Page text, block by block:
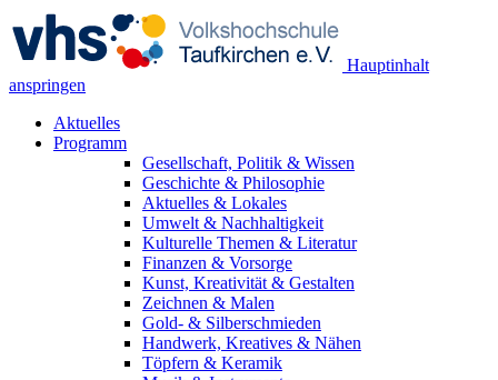
Hauptinhalt
anspringen
Aktuelles
Programm
Gesellschaft, Politik & Wissen
Geschichte & Philosophie
Aktuelles & Lokales
Umwelt & Nachhaltigkeit
Kulturelle Themen & Literatur
Finanzen & Vorsorge
Kunst, Kreativität & Gestalten
Zeichnen & Malen
Gold- & Silberschmieden
Handwerk, Kreatives & Nähen
Töpfern & Keramik